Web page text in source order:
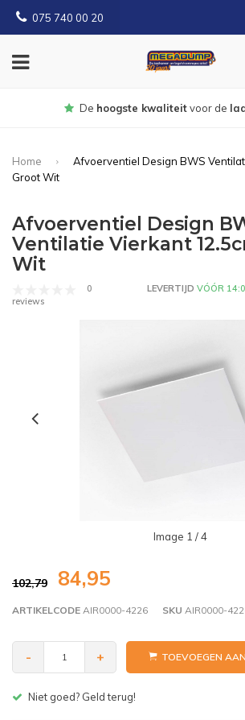
075 740 00 20
Home
Afvoerventiel Design BWS
Groot Wit
Afvoerventiel Design
Ventilatie Vierkant
Wit
0
reviews
LEVERTIJD VÓÓR
Image 1 / 4
102,79 84,95
ARTIKELCODE AIR0000-4226 SKU AIR0000-
- + TOEVOEGEN
terug!